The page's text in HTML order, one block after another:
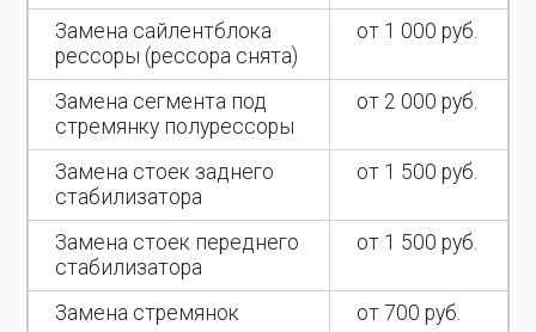
Замена сайлентблока
рессоры (рессора снята)
от 1 000 руб.
Замена сегмента под
стремянку полурессоры
от 2 000 руб.
Замена стоек заднего
стабилизатора
от 1 500 руб.
Замена стоек переднего
стабилизатора
от 1 500 руб.
Замена стремянок
от 700 руб.